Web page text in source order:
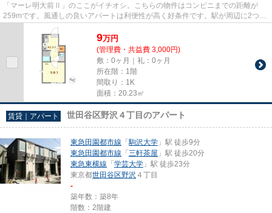
「マーレ明大前Ⅱ」のここがイチオシ。こちらの物件はコンビニまでの距離が
259mです。風通しの良いアパートは利便性が高く好条件です。駅が周辺に2つあ
るので行動範囲が広がります。03-...
9万円
(管理費・共益費 3,000円)
敷：0ヶ月｜礼：0ヶ月
所在階：1階
間取り：1K
面積：20.23㎡
賃貸｜アパート 世田谷区野沢４丁目のアパート
東急田園都市線 「駒沢大学 」駅 徒歩9分
東急田園都市線 「 三軒茶屋 」駅 徒歩20分
東急東横線 「 学芸大学 」駅 徒歩23分
東京都世田谷区野沢 ４丁目
-
築年数：築8年
階数：2階建